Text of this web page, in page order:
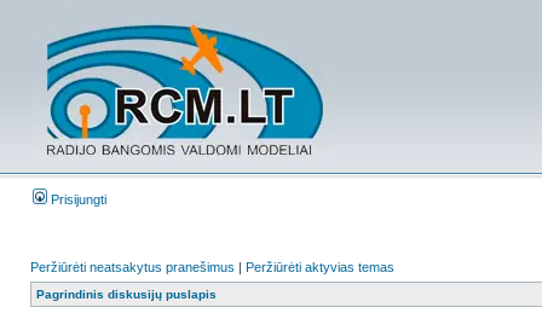
Prisijungti
Peržiūrėti neatsakytus pranešimus | Peržiūrėti aktyvias temas
Pagrindinis diskusijų puslapis